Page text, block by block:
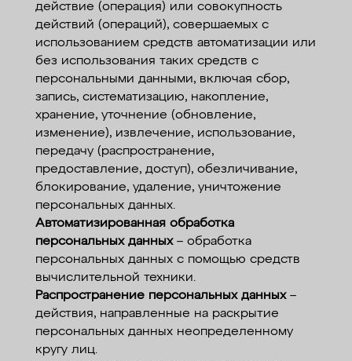
действие (операция) или совокупность
действий (операций), совершаемых с
использованием средств автоматизации или
без использования таких средств с
персональными данными, включая сбор,
запись, систематизацию, накопление,
хранение, уточнение (обновление,
изменение), извлечение, использование,
передачу (распространение,
предоставление, доступ), обезличивание,
блокирование, удаление, уничтожение
персональных данных.
Автоматизированная обработка
персональных данных – обработка
персональных данных с помощью средств
вычислительной техники.
Распространение персональных данных–
действия, направленные на раскрытие
персональных данных неопределенному
кругу лиц.